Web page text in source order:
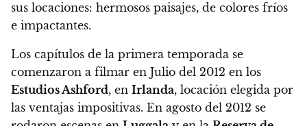
sus locaciones: hermosos paisajes, de colores fríos
e impactantes.
Los capítulos de la primera temporada se
comenzaron a filmar en Julio del 2012 en los
Estudios Ashford, en Irlanda, locación elegida por
las ventajas impositivas. En agosto del 2012 se